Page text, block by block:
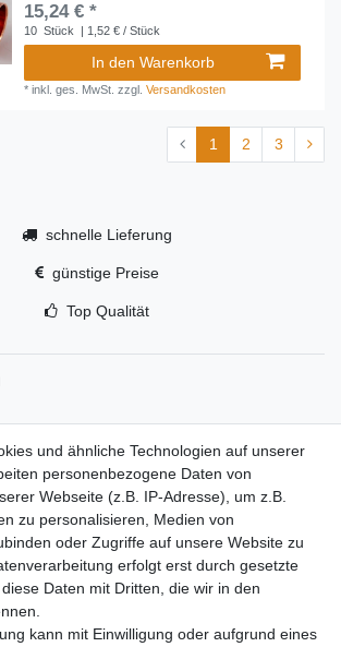
15,24 € *
10 Stück | 1,52 € / Stück
In den Warenkorb
*inkl. ges. MwSt. zzgl.Versandkosten
1 2 3
schnelle Lieferung
günstige Preise
Top Qualität
und ähnliche Technologien auf unserer
personenbezogene Daten von
Webseite (z.B. IP-Adresse), um z.B.
zu personalisieren, Medien von
oder Zugriffe auf unsere Website zu
erfolgt erst durch gesetzte
Daten mit Dritten, die wir in den
kann mit Einwilligung oder aufgrund eines